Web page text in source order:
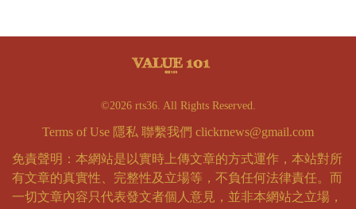
©2026 rts36. All Rights Reserved.
Terms of Use 隱私 聯繫我們 clickrnews@gmail.com
免責聲明：本網站是以實時上傳文章的方式運作，本站對所
有文章的真實性、完整性及立場等，不負任何法律責任。而
一切文章內容只代表發文者個人意見，並非本網站之立場，